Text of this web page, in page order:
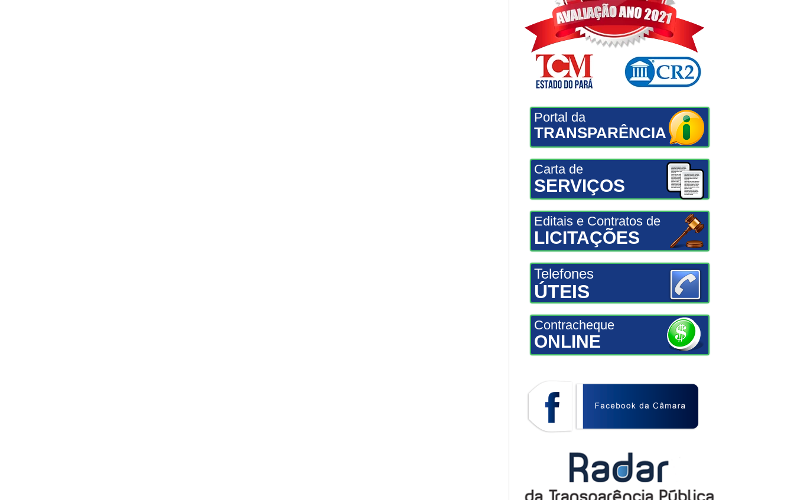
Portal da
TRANSPARÊNCIA
Carta de
SERVIÇOS
Editais e Contratos de
LICITAÇÕES
Telefones
ÚTEIS
Contracheque
ONLINE